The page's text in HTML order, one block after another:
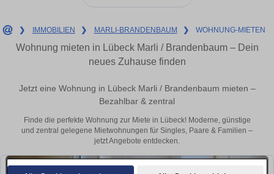
❯ IMMOBILIEN ❯ MARLI-BRANDENBAUM ❯ WOHNUNG-MIETEN
Wohnung mieten in Lübeck Marli / Brandenbaum – Dein
neues Zuhause finden
Jetzt eine Wohnung in Lübeck Marli / Brandenbaum mieten –
Bezahlbar & zentral
Finde die perfekte Wohnung zur Miete in Lübeck! Moderne, günstige
und zentral gelegene Mietwohnungen für Singles, Paare & Familien –
jetzt Angebote entdecken.